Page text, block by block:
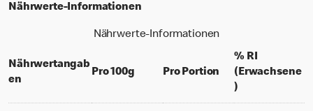
Nährwerte-Informationen
Nährwerte-Informationen
Nährwertangab
en
Pro 100gper 100 grams
Pro Portion per portion
% RI
(Erwachsene
)% daily value